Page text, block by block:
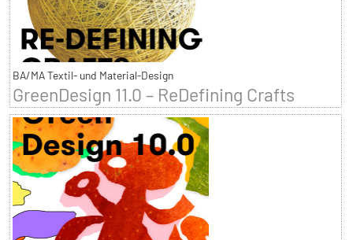
BA/MA Textil- und Material-Design
GreenDesign 11.0 – ReDefining Crafts